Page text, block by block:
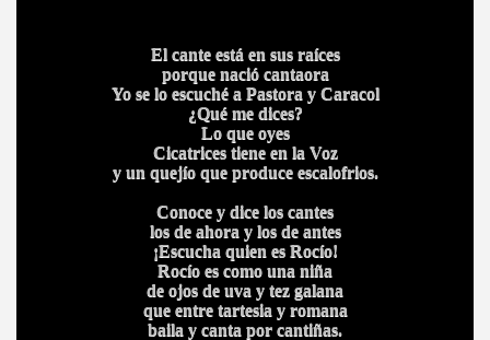
El cante está en sus raíces
porque nació cantaora
Yo se lo escuché a Pastora y Caracol
¿Qué me dices?
Lo que oyes
Cicatrices tiene en la Voz
y un quejío que produce escalofrios.
Conoce y dice los cantes
los de ahora y los de antes
¡Escucha quien es Rocío!
Rocío es como una niña
de ojos de uva y tez galana
que entre tartesia y romana
baila y canta por cantiñas.